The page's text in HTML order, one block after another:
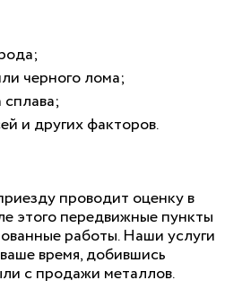
черного лома;
сплава;
и других факторов.
проводит оценку в
этого передвижные пункты
работы. Наши услуги
время, добившись
с продажи металлов.